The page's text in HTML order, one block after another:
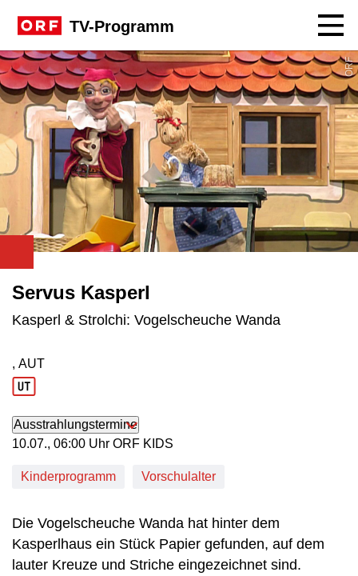
TV-Programm
ORF
Servus Kasperl
Kasperl & Strolchi: Vogelscheuche Wanda
Produktionsland: AUT
, AUT
Ausstrahlungstermine
10. Juli, 06:00 Uhr in ORF KIDS
10.07., 06:00 Uhr ORF KIDS
Kinderprogramm Vorschulalter
Die Vogelscheuche Wanda hat hinter dem
Kasperlhaus ein Stück Papier gefunden, auf dem
lauter Kreuze und Striche eingezeichnet sind.